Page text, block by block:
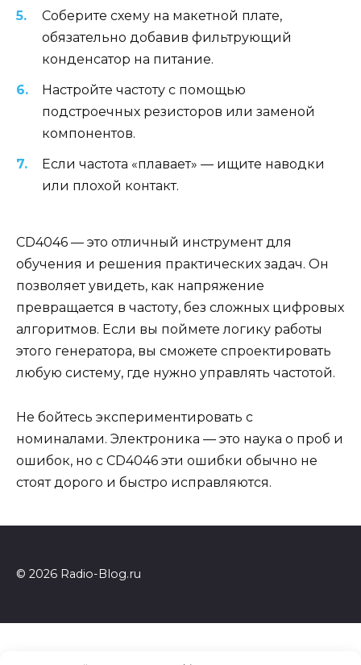
Соберите схему на макетной плате,
обязательно добавив фильтрующий
конденсатор на питание.
Настройте частоту с помощью
подстроечных резисторов или заменой
компонентов.
Если частота «плавает» — ищите наводки
или плохой контакт.
CD4046 — это отличный инструмент для
обучения и решения практических задач. Он
позволяет увидеть, как напряжение
превращается в частоту, без сложных цифровых
алгоритмов. Если вы поймете логику работы
этого генератора, вы сможете спроектировать
любую систему, где нужно управлять частотой.
Не бойтесь экспериментировать с
номиналами. Электроника — это наука о проб и
ошибок, но с CD4046 эти ошибки обычно не
стоят дорого и быстро исправляются.
© 2026 Radio-Blog.ru